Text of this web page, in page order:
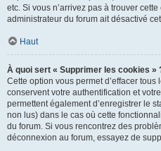
etc. Si vous n’arrivez pas à trouver
administrateur du forum ait désactivé
Haut
À quoi sert « Supprimer les cookies »
Cette option vous permet d’effacer
conservent votre authentification et
permettent également d’enregistrer le
non lus) dans le cas où cette
du forum. Si vous rencontrez des
déconnexion au forum, essayez de